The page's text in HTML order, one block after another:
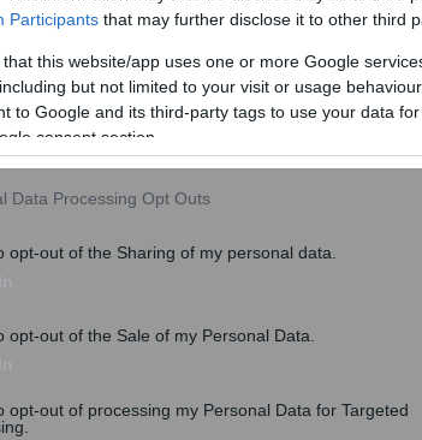
Participants that may further disclose it to other third
that this website/app uses one or more Google
but not limited to your visit or usage
to Google and its third-party tags to use your data
consent section.
Data Processing Opt Outs
opt-out of the Sharing of my personal data.
opt-out of the Sale of my Personal Data.
opt-out of processing my Personal Data for Targeted
ότι ο ΔΕΔΔΗΕ δεν εμπλέκεται σε κανένα
δικαιούχων της οικονομικής ενίσχυσης
στοιχεία που σχετίζονται με τους
IBAN κ.τ.λ.).